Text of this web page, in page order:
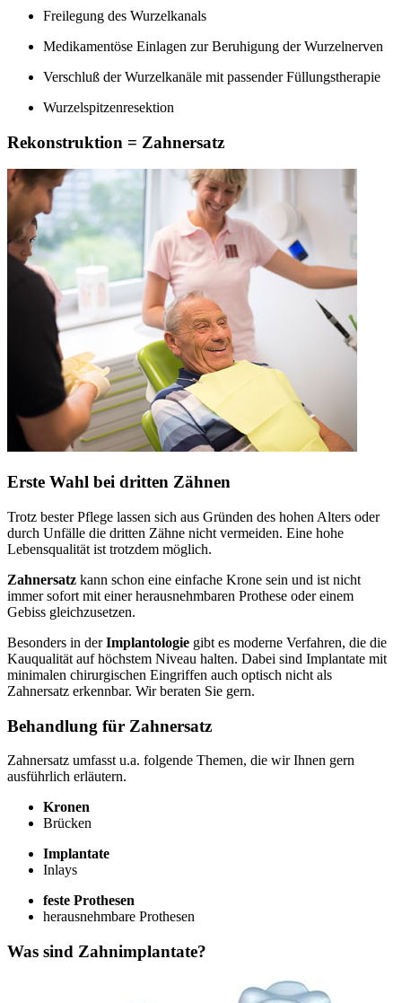
Freilegung des Wurzelkanals
Medikamentöse Einlagen zur Beruhigung der Wurzelnerven
Verschluß der Wurzelkanäle mit passender Füllungstherapie
Wurzelspitzenresektion
Rekonstruktion = Zahnersatz
Erste Wahl bei dritten Zähnen
Trotz bester Pflege lassen sich aus Gründen des hohen Alters oder
durch Unfälle die dritten Zähne nicht vermeiden. Eine hohe
Lebensqualität ist trotzdem möglich.
Zahnersatz kann schon eine einfache Krone sein und ist nicht
immer sofort mit einer herausnehmbaren Prothese oder einem
Gebiss gleichzusetzen.
Besonders in derImplantologie gibt es moderne Verfahren, die die
Kauqualität auf höchstem Niveau halten. Dabei sind Implantate mit
minimalen chirurgischen Eingriffen auch optisch nicht als
Zahnersatz erkennbar. Wir beraten Sie gern.
Behandlung für Zahnersatz
Zahnersatz umfasst u.a. folgende Themen, die wir Ihnen gern
ausführlich erläutern.
Kronen
Brücken
Implantate
Inlays
feste Prothesen
herausnehmbare Prothesen
Was sind Zahnimplantate?